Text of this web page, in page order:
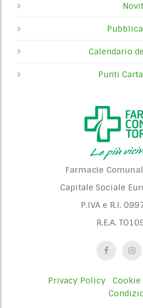
Calendario
Punti
Farmacie
Capitale Sociale
P.IVA e R.I.
R.E.A.
Privacy Policy